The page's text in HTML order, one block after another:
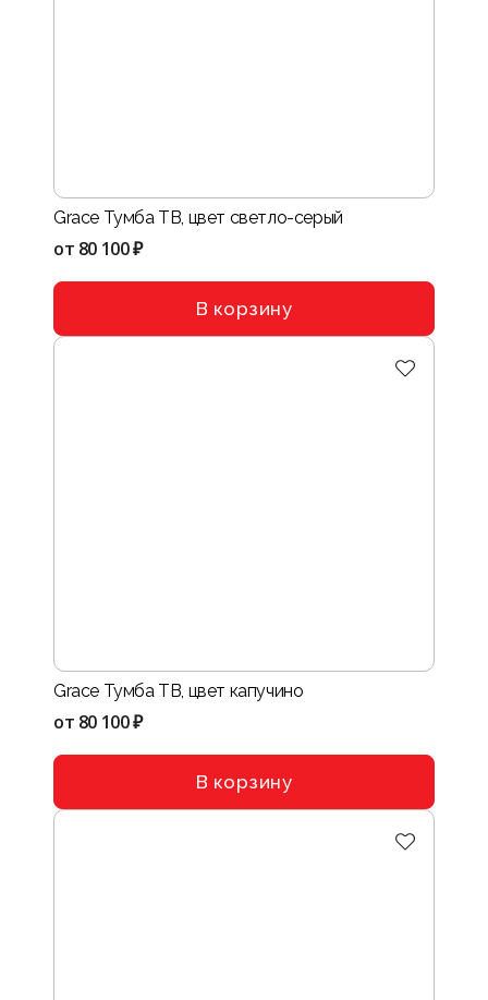
Grace Тумба ТВ, цвет светло-серый
от 80 100 ₽
В корзину
Grace Тумба ТВ, цвет капучино
от 80 100 ₽
В корзину